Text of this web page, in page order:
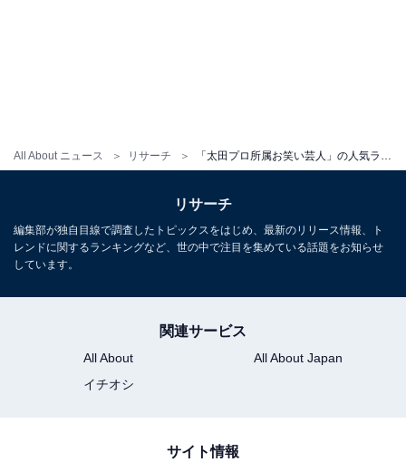
All About ニュース リサーチ 「太田プロ所属お笑い芸人」の人気ランキング！ 2位「劇団ひとり」、1位は？
リサーチ
編集部が独自目線で調査したトピックスをはじめ、最新のリリース情報、ト
レンドに関するランキングなど、世の中で注目を集めている話題をお知らせ
しています。
関連サービス
All About
All About Japan
イチオシ
サイト情報